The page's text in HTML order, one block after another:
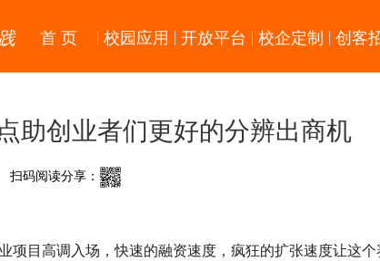
首 页 校园应用 开放平台 校企定制 创客
助创业者们更好的分辨出商机
扫码阅读分享：
目高调入场，快速的融资速度，疯狂的扩张速度让这